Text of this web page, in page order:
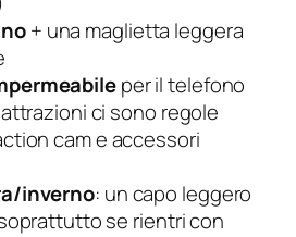
+ una maglietta leggera
per il telefono
ci sono regole
cam e accessori
inverno: un capo leggero
se rientri con